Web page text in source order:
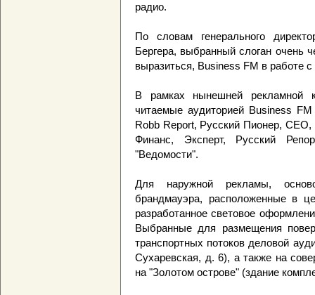
радио.
По словам генерального
Бергера, выбранный слоган очень
выразиться, Business FM в работе
В рамках нынешней рекламной
читаемые аудиторией Business
Robb Report, Русский Пионер,
Финанс, Эксперт, Русский
"Ведомости".
Для наружной рекламы,
брандмауэра, расположенные в
разработанное световое
Выбранные для размещения
транспортных потоков деловой
Сухаревская, д. 6), а также на
на "Золотом острове" (здание